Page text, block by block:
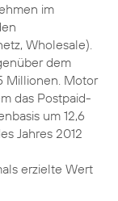
im
Wholesale).
dem
Millionen. Motor
das Postpaid-
um 12,6
Jahres 2012
erzielte Wert